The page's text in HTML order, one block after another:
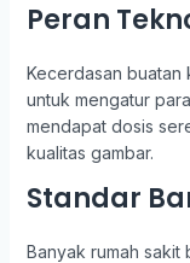
Peran
Kecerdasan buatan
untuk mengatur
mendapat dosis
kualitas gambar.
Standar
Banyak rumah sakit